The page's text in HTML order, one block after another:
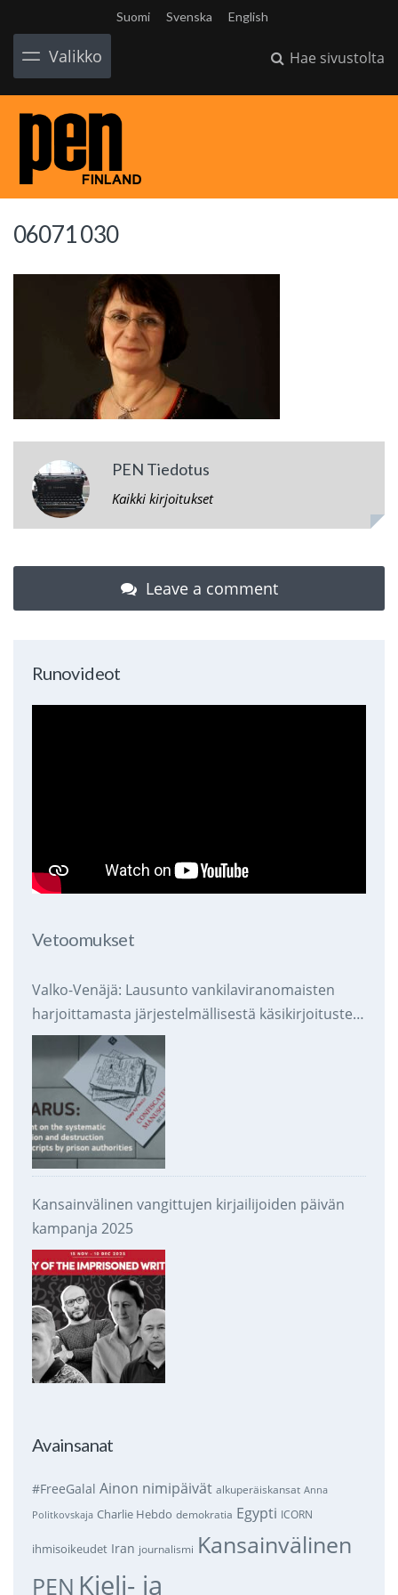
Suomi Svenska English
Valikko Hae sivustolta
06071 030
PEN Tiedotus
Kaikki kirjoitukset
Leave a comment
Runovideot
Vetoomukset
Valko-Venäjä: Lausunto vankilaviranomaisten
harjoittamasta järjestelmällisestä käsikirjoitusten
takavarikoinnista ja tuhoamisesta
Kansainvälinen vangittujen kirjailijoiden päivän
kampanja 2025
Avainsanat
#FreeGalal Ainon nimipäivät alkuperäiskansat Anna
Politkovskaja Charlie Hebdo demokratia Egypti ICORN
ihmisoikeudet Iran journalismi Kansainvälinen
PEN Kieli- ja